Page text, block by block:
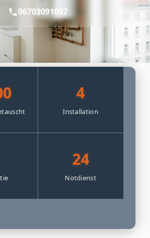
06703091097
4
Installation
24
Notdienst